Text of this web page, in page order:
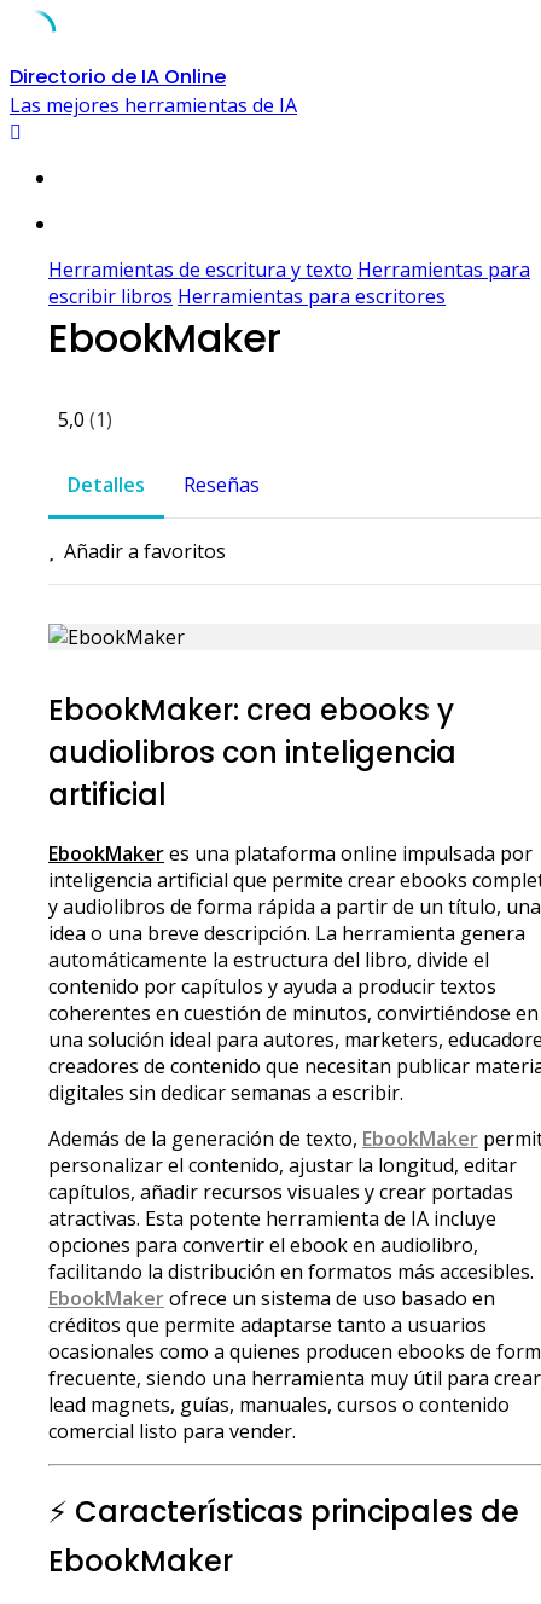
Skip
to
content
Directorio de IA Online
Las mejores herramientas de IA
Herramientas de escritura y texto Herramientas para
escribir libros Herramientas para escritores
EbookMaker
5,0 (1)
Detalles Reseñas
Añadir a favoritos
EbookMaker: crea ebooks y
audiolibros con inteligencia
artificial
EbookMakeres una plataforma online impulsada por
inteligencia artificial que permite crear ebooks
y audiolibros de forma rápida a partir de un título, una
idea o una breve descripción. La herramienta genera
automáticamente la estructura del libro, divide el
contenido por capítulos y ayuda a producir textos
coherentes en cuestión de minutos, convirtiéndose en
una solución ideal para autores, marketers,
creadores de contenido que necesitan publicar
digitales sin dedicar semanas a escribir.
Además de la generación de texto, EbookMaker
personalizar el contenido, ajustar la longitud, editar
capítulos, añadir recursos visuales y crear portadas
atractivas. Esta potente herramienta de IA incluye
opciones para convertir el ebook en audiolibro,
facilitando la distribución en formatos más accesibles.
EbookMakerofrece un sistema de uso basado en
créditos que permite adaptarse tanto a usuarios
ocasionales como a quienes producen ebooks de
frecuente, siendo una herramienta muy útil para crear
lead magnets, guías, manuales, cursos o contenido
comercial listo para vender.
⚡ Características principales de
EbookMaker